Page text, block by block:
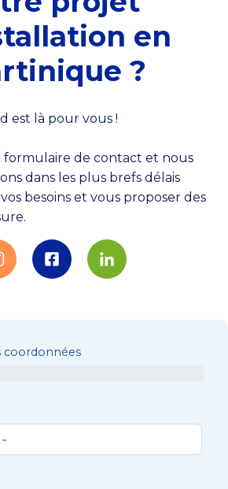
en
?
est là pour vous !
formulaire de contact et nous
dans les plus brefs délais
besoins et vous proposer des
coordonnées